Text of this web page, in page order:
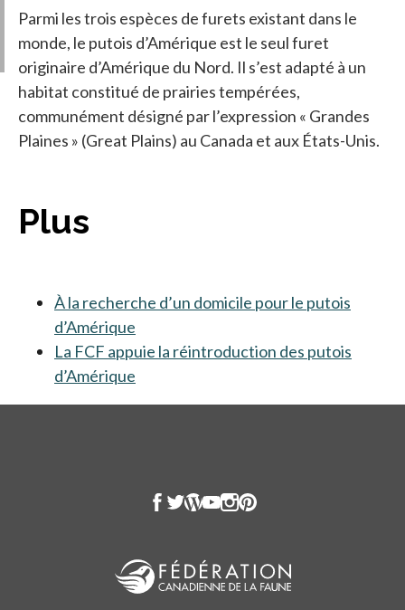
Parmi les trois espèces de furets existant dans le
monde, le putois d’Amérique est le seul furet
originaire d’Amérique du Nord. Il s’est adapté à un
habitat constitué de prairies tempérées,
communément désigné par l’expression « Grandes
Plaines » (Great Plains) au Canada et aux États-Unis.
Plus
À la recherche d’un domicile pour le putois
d’Amérique
La FCF appuie la réintroduction des putois
d’Amérique